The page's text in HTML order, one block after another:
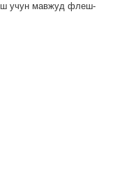
учун мавжуд флеш-